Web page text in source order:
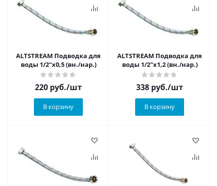
ALTSTREAM Подводка для
воды 1/2"x0,5 (вн./нар.)
220 руб./шт
В корзину
ALTSTREAM Подводка для
воды 1/2"x1,2 (вн./нар.)
338 руб./шт
В корзину